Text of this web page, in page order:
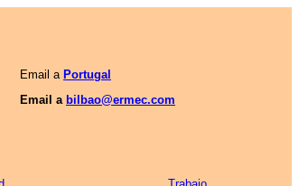
Email a Portugal
Email a bilbao@ermec.com